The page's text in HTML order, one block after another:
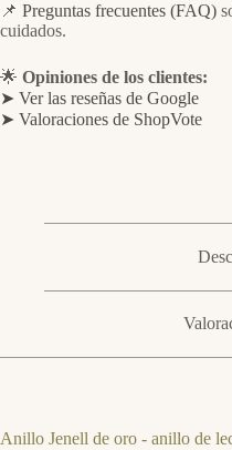
📌 Preguntas frecuentes (FAQ)
cuidados.
🌟 Opiniones de los clientes:
➤ Ver las reseñas de Google
➤ Valoraciones de ShopVote
Anillo Jenell de oro - anillo de